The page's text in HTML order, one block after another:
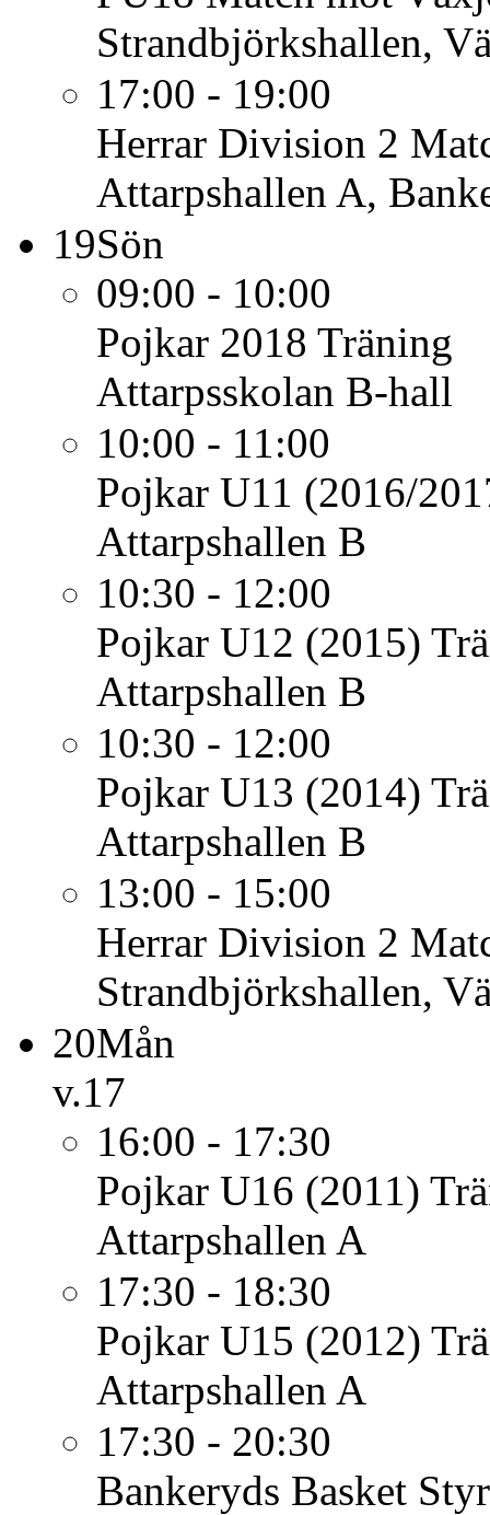
Strandbjörkshallen,
17:00 - 19:00
Herrar Division 2
Attarpshallen A,
19Sön
09:00 - 10:00
Pojkar 2018 Träning
Attarpsskolan B-hall
10:00 - 11:00
Pojkar U11 (2016/
Attarpshallen B
10:30 - 12:00
Pojkar U12 (2015)
Attarpshallen B
10:30 - 12:00
Pojkar U13 (2014)
Attarpshallen B
13:00 - 15:00
Herrar Division 2
Strandbjörkshallen,
20Mån
v.17
16:00 - 17:30
Pojkar U16 (2011)
Attarpshallen A
17:30 - 18:30
Pojkar U15 (2012)
Attarpshallen A
17:30 - 20:30
Bankeryds Basket